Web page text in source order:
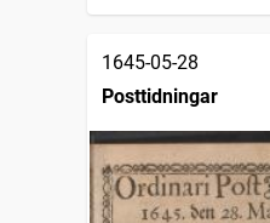
1645-05-28
Posttidningar